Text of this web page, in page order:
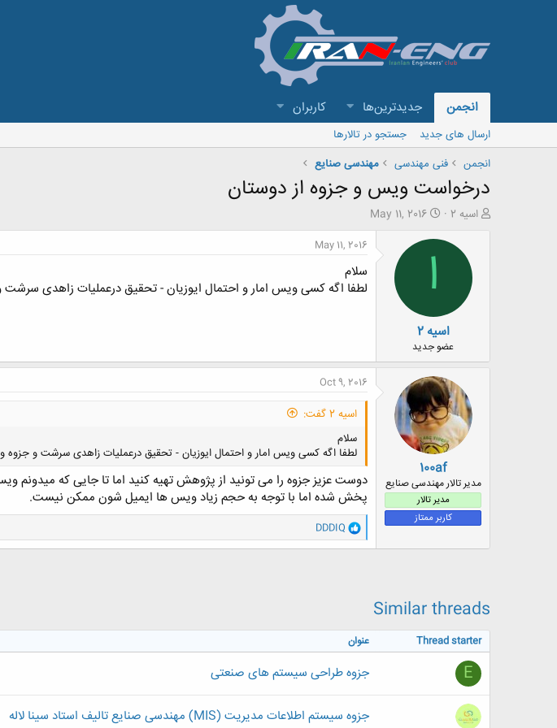
انجمن جدیدترین‌ها کاربران
ارسال های جدید
جستجو در تالارها
انجمن
فنی مهندسی مهندسی صنایع
درخواست ویس و جزوه از دوستان
ش
و
اسیه 2
ت
ر
و
ع
May 11, 2016
ا
اسیه 2
عضو جدید
May 11, 2016
سلام
لطفا اگه کسی ویس امار و احتمال ایوزیان - تحقیق درعملیات زاهدی
100af
مدیر تالار مهندسی صنایع
مدیر تالار
کاربر ممتاز
Oct 9, 2016
اسیه 2 گفت:
سلام
لطفا اگه کسی ویس امار و احتمال ایوزیان - تحقیق درعملیات زاهدی سرشت و
دوست عزیز جزوه را می تونید از پژوهش تهیه کنید اما تا جایی که
پخش شده اما با توجه به حجم زیاد ویس ها ایمیل شون ممکن نیست.
و
ا
ک
DDDIQ
Similar threads
Thread starter عنوان
E جزوه طراحی سیستم های صنعتی
جزوه سیستم اطلاعات مدیریت (MIS) مهندسی صنایع تالیف استاد سینا لاله